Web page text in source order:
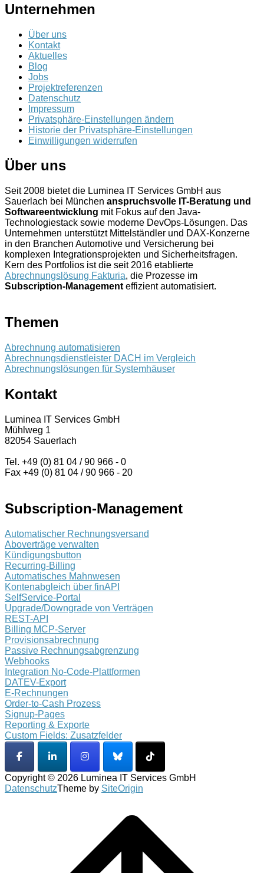
Unternehmen
Über uns
Kontakt
Aktuelles
Blog
Jobs
Projektreferenzen
Datenschutz
Impressum
Privatsphäre-Einstellungen ändern
Historie der Privatsphäre-Einstellungen
Einwilligungen widerrufen
Über uns
Seit 2008 bietet die Luminea IT Services GmbH aus
Sauerlach bei München anspruchsvolle IT-Beratung und
Softwareentwicklung mit Fokus auf den Java-
Technologiestack sowie moderne DevOps-Lösungen. Das
Unternehmen unterstützt Mittelständler und DAX-Konzerne
in den Branchen Automotive und Versicherung bei
komplexen Integrationsprojekten und Sicherheitsfragen.
Kern des Portfolios ist die seit 2016 etablierte
Abrechnungslösung Fakturia, die Prozesse im
Subscription-Management effizient automatisiert.
Themen
Abrechnung automatisieren
Abrechnungsdienstleister DACH im Vergleich
Abrechnungslösungen für Systemhäuser
Kontakt
Luminea IT Services GmbH
Mühlweg 1
82054 Sauerlach
Tel. +49 (0) 81 04 / 90 966 - 0
Fax +49 (0) 81 04 / 90 966 - 20
Subscription-Management
Automatischer Rechnungsversand
Aboverträge verwalten
Kündigungsbutton
Recurring-Billing
Automatisches Mahnwesen
Kontenabgleich über finAPI
SelfService-Portal
Upgrade/Downgrade von Verträgen
REST-API
Billing MCP-Server
Provisionsabrechnung
Passive Rechnungsabgrenzung
Webhooks
Integration No-Code-Plattformen
DATEV-Export
E-Rechnungen
Order-to-Cash Prozess
Signup-Pages
Reporting & Exporte
Custom Fields: Zusatzfelder
Copyright © 2026 Luminea IT Services GmbH
DatenschutzTheme by SiteOrigin